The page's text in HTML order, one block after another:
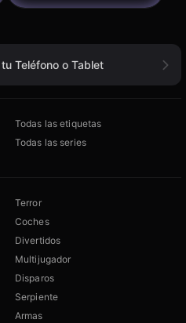
Teléfono o Tablet
Todas las etiquetas
Todas las series
Terror
Coches
Divertidos
Multijugador
Disparos
Serpiente
Armas